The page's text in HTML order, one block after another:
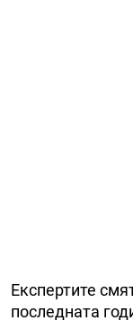
Експертите
последната